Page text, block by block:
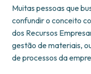
Muitas pessoas que
confundir o conceito
dos Recursos
gestão de materiais,
de processos da